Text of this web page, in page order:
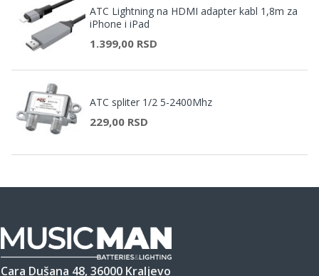
ATC Lightning na HDMI adapter kabl 1,8m za
iPhone i iPad
1.399,00 RSD
ATC spliter 1/2 5-2400Mhz
229,00 RSD
Cara Dušana 48, 36000 Kraljevo